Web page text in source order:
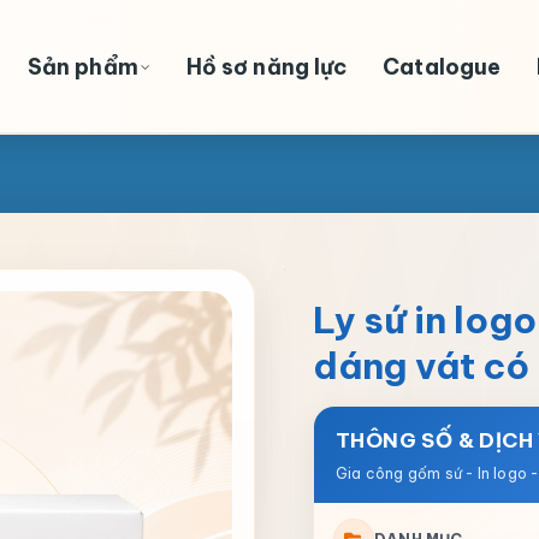
Sản phẩm Hồ sơ năng lực Catalogue
Ly sứ in
dáng vát có
THÔNG SỐ &